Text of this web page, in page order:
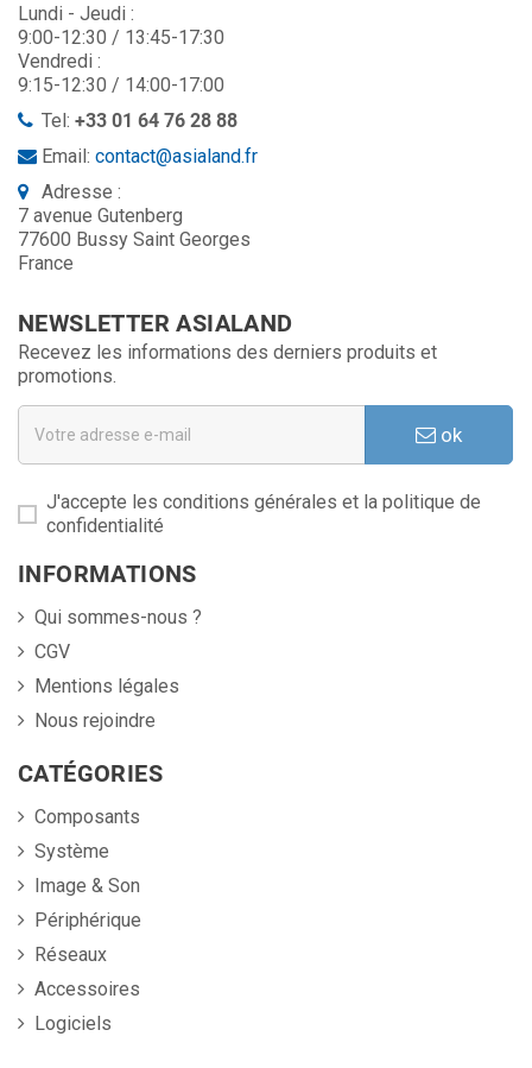
Lundi - Jeudi :
9:00-12:30 / 13:45-17:30
Vendredi :
9:15-12:30 / 14:00-17:00
Tel: +33 01 64 76 28 88
Email: contact@asialand.fr
Adresse :
7 avenue Gutenberg
77600 Bussy Saint Georges
France
NEWSLETTER ASIALAND
Recevez les informations des derniers produits et
promotions.
ok
J'accepte les conditions générales et la politique de
confidentialité
INFORMATIONS
Qui sommes-nous ?
CGV
Mentions légales
Nous rejoindre
CATÉGORIES
Composants
Système
Image & Son
Périphérique
Réseaux
Accessoires
Logiciels